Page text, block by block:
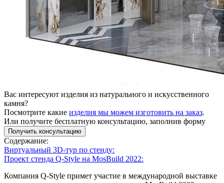
Вас интересуют изделия из натурального и искусственного
камня?
Посмотрите какие изделия мы можем изготовить на заказ.
Или получите бесплатную консультацию, заполнив форму
Получить консультацию
Содержание:
Виртуальный 3D-тур по стенду:
Проект стенда Q-Style на MosBuild 2022:
Компания Q-Style примет участие в международной выставке